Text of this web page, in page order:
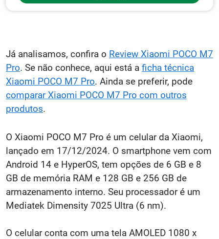
Já analisamos, confira o Review Xiaomi POCO M7
Pro. Se não conhece, aqui está a ficha técnica
Xiaomi POCO M7 Pro. Ainda se preferir, pode
comparar Xiaomi POCO M7 Pro com outros
produtos.
O Xiaomi POCO M7 Pro é um celular da Xiaomi,
lançado em 17/12/2024. O smartphone vem com
Android 14 e HyperOS, tem opções de 6 GB e 8
GB de memória RAM e 128 GB e 256 GB de
armazenamento interno. Seu processador é um
Mediatek Dimensity 7025 Ultra (6 nm).
O celular conta com uma tela AMOLED 1080 x